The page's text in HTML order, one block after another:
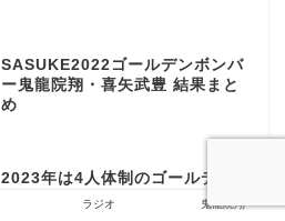
SASUKE2022ゴールデンボンバ
ー鬼龍院翔・喜矢武豊 結果まと
め
2023年は4人体制のゴールデンボ
ラジオ 鬼龍院翔